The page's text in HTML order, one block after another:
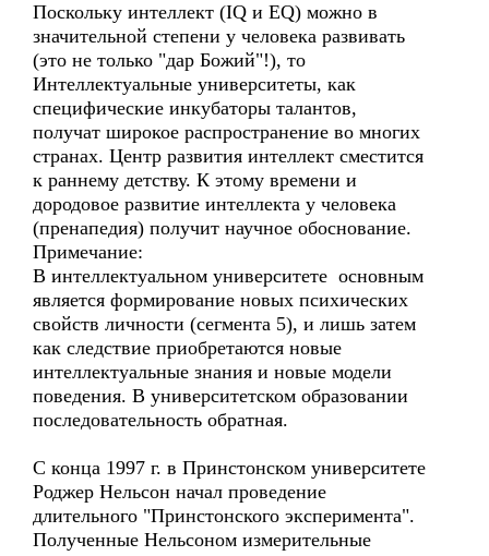
Поскольку интеллект (IQ и EQ) можно в
значительной степени у человека развивать
(это не только "дар Божий"!), то
Интеллектуальные университеты, как
специфические инкубаторы талантов,
получат широкое распространение во многих
странах. Центр развития интеллект сместится
к раннему детству. К этому времени и
дородовое развитие интеллекта у человека
(пренапедия) получит научное обоснование.
Примечание:
В интеллектуальном университете основным
является формирование новых психических
свойств личности (сегмента 5), и лишь затем
как следствие приобретаются новые
интеллектуальные знания и новые модели
поведения. В университетском образовании
последовательность обратная.
С конца 1997 г. в Принстонском университете
Роджер Нельсон начал проведение
длительного "Принстонского эксперимента".
Полученные Нельсоном измерительные